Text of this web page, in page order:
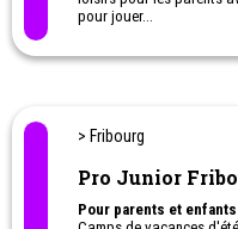
pour jouer...
> Fribourg
Pro Junior
Pour parents et enfants